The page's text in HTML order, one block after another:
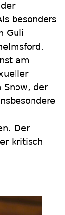
besonders
Guli
am
Snow, der
Der
kritisch